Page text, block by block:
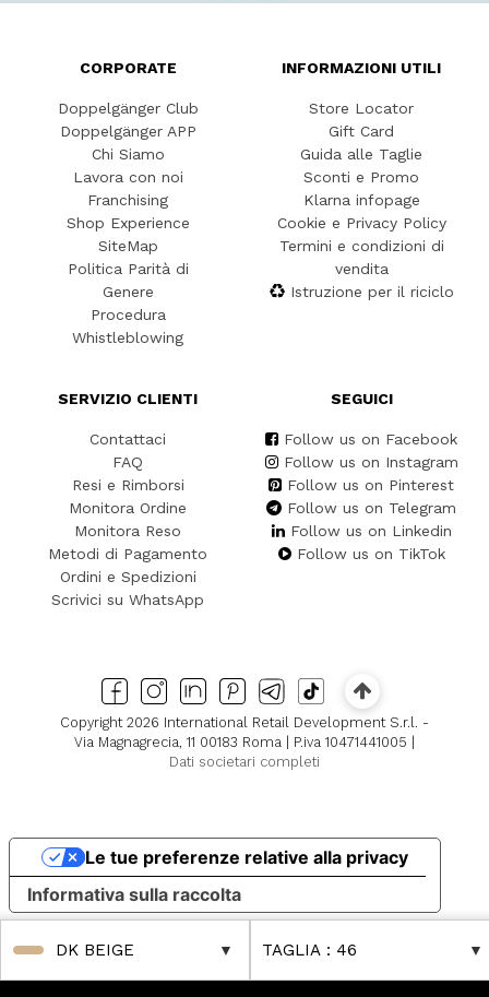
DK BEIGE TAGLIA : 46
CORPORATE
Doppelgänger Club
Doppelgänger APP
Chi Siamo
Lavora con noi
Franchising
Shop Experience
SiteMap
Politica Parità di
Genere
Procedura
Whistleblowing
INFORMAZIONI UTILI
Store Locator
Gift Card
Guida alle Taglie
Sconti e Promo
Klarna infopage
Cookie e Privacy Policy
Termini e condizioni di
vendita
Istruzione per il riciclo
SERVIZIO CLIENTI
Contattaci
FAQ
Resi e Rimborsi
Monitora Ordine
Monitora Reso
Metodi di Pagamento
Ordini e Spedizioni
Scrivici su WhatsApp
SEGUICI
Follow us on Facebook
Follow us on Instagram
Follow us on Pinterest
Follow us on Telegram
Follow us on Linkedin
Follow us on TikTok
Copyright 2026 International Retail Development S.r.l. -
Via Magnagrecia, 11 00183 Roma | P.iva 10471441005 |
Dati societari completi
Informativa sulla raccolta
Le tue preferenze relative alla privacy